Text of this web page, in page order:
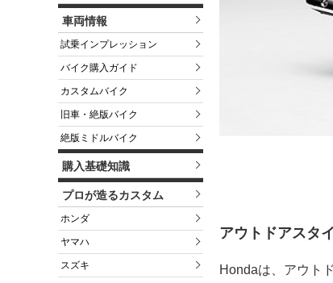
車両情報
試乗インプレッション
バイク購入ガイド
カスタムバイク
旧車・絶版バイク
絶版ミドルバイク
購入基礎知識
プロが造るカスタム
ホンダ
ヤマハ
スズキ
アウトドアスタ
Hondaは、アウト